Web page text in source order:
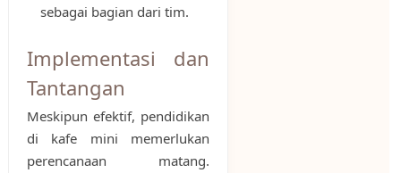
sebagai bagian dari tim.
Implementasi dan
Tantangan
Meskipun efektif, pendidikan
di kafe mini memerlukan
perencanaan matang.